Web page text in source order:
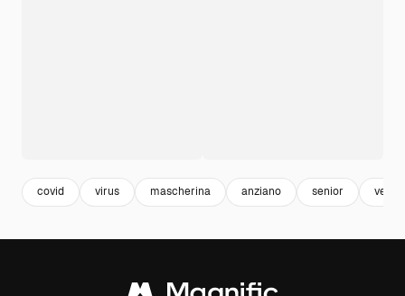
covid virus mascherina anziano senior